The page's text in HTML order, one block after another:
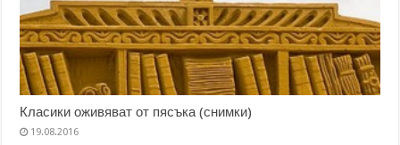
Класики оживяват от пясъка (снимки)
19.08.2016